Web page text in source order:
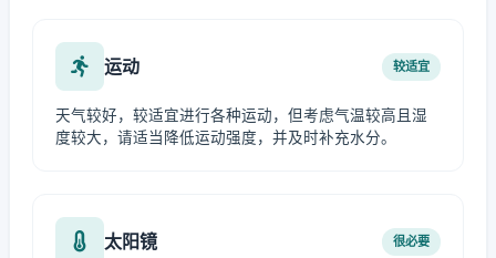
运动 较适宜
天气较好，较适宜进行各种运动，但考虑气温较高且湿
度较大，请适当降低运动强度，并及时补充水分。
太阳镜 很必要